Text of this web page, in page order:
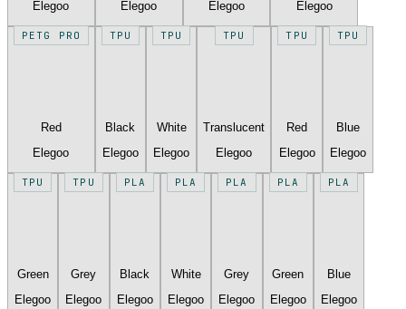
Elegoo
Elegoo
Elegoo
Elegoo
PETG PRO
Red
Elegoo
TPU
Black
Elegoo
TPU
White
Elegoo
TPU
Translucent
Elegoo
TPU
Red
Elegoo
TPU
Blue
Elegoo
TPU
Green
Elegoo
TPU
Grey
Elegoo
PLA
Black
Elegoo
PLA
White
Elegoo
PLA
Grey
Elegoo
PLA
Green
Elegoo
PLA
Blue
Elegoo